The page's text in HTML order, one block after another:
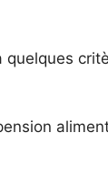
quelques